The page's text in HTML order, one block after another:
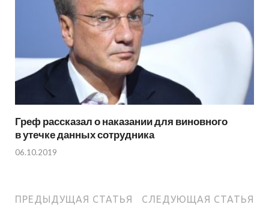
Греф рассказал о наказании для виновного
в утечке данных сотрудника
06.10.2019
ПРЕДЫДУЩАЯ СТАТЬЯ СЛЕДУЮЩАЯ СТАТЬЯ